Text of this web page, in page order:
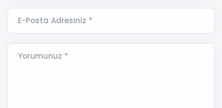
E-Posta Adresiniz *
Yorumunuz *